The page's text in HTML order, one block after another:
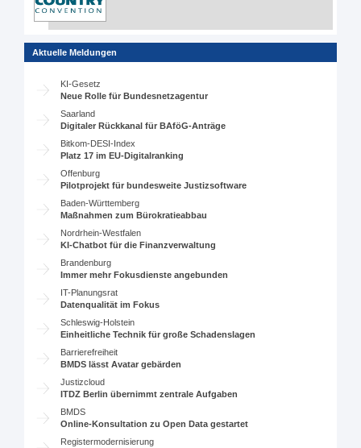
Aktuelle Meldungen
KI-Gesetz
Neue Rolle für Bundesnetzagentur
Saarland
Digitaler Rückkanal für BAföG-Anträge
Bitkom-DESI-Index
Platz 17 im EU-Digitalranking
Offenburg
Pilotprojekt für bundesweite Justizsoftware
Baden-Württemberg
Maßnahmen zum Bürokratieabbau
Nordrhein-Westfalen
KI-Chatbot für die Finanzverwaltung
Brandenburg
Immer mehr Fokusdienste angebunden
IT-Planungsrat
Datenqualität im Fokus
Schleswig-Holstein
Einheitliche Technik für große Schadenslagen
Barrierefreiheit
BMDS lässt Avatar gebärden
Justizcloud
ITDZ Berlin übernimmt zentrale Aufgaben
BMDS
Online-Konsultation zu Open Data gestartet
Registermodernisierung